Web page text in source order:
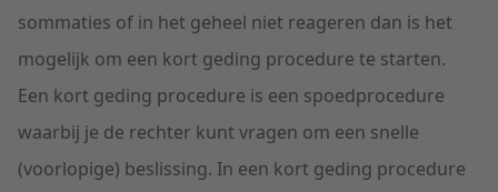
sommaties of in het geheel niet reageren dan is het
mogelijk om een kort geding procedure te starten.
Een kort geding procedure is een spoedprocedure
waarbij je de rechter kunt vragen om een snelle
(voorlopige) beslissing. In een kort geding procedure